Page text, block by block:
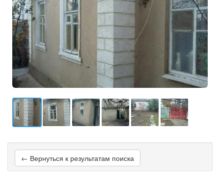
← Вернуться к результатам поиска